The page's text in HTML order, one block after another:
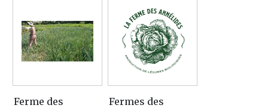
Ferme des
Fermes des